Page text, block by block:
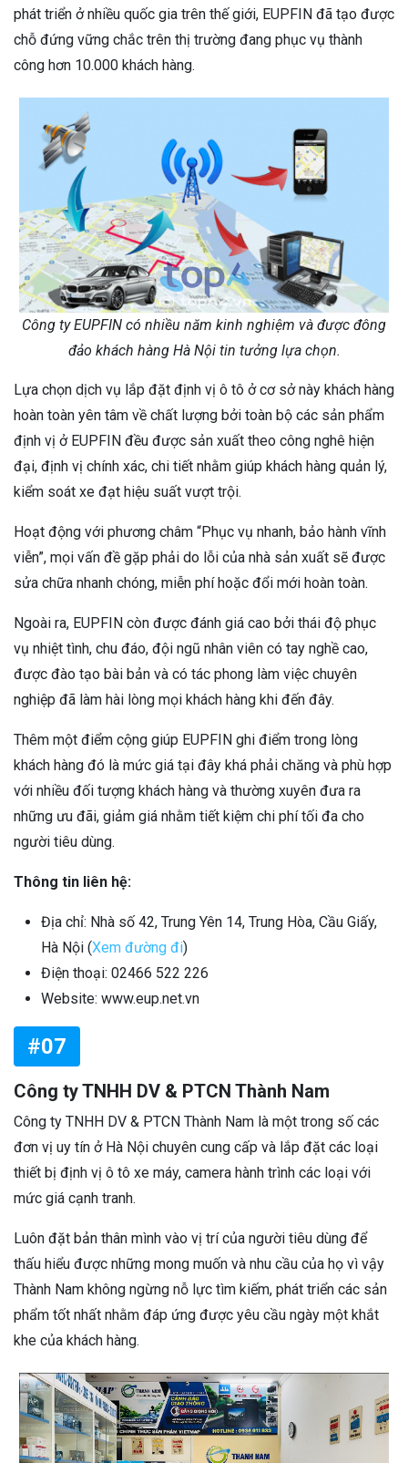
phát triển ở nhiều quốc gia trên thế giới, EUPFIN đã tạo được
chỗ đứng vững chắc trên thị trường đang phục vụ thành
công hơn 10.000 khách hàng.
Công ty EUPFIN có nhiều năm kinh nghiệm và được đông
đảo khách hàng Hà Nội tin tưởng lựa chọn.
Lựa chọn dịch vụ lắp đặt định vị ô tô ở cơ sở này khách hàng
hoàn toàn yên tâm về chất lượng bởi toàn bộ các sản phẩm
định vị ở EUPFIN đều được sản xuất theo công nghê hiện
đại, định vị chính xác, chi tiết nhằm giúp khách hàng quản lý,
kiểm soát xe đạt hiệu suất vượt trội.
Hoạt động với phương châm “Phục vụ nhanh, bảo hành vĩnh
viễn”, mọi vấn đề gặp phải do lỗi của nhà sản xuất sẽ được
sửa chữa nhanh chóng, miễn phí hoặc đổi mới hoàn toàn.
Ngoài ra, EUPFIN còn được đánh giá cao bởi thái độ phục
vụ nhiệt tình, chu đáo, đội ngũ nhân viên có tay nghề cao,
được đào tạo bài bản và có tác phong làm việc chuyên
nghiệp đã làm hài lòng mọi khách hàng khi đến đây.
Thêm một điểm cộng giúp EUPFIN ghi điểm trong lòng
khách hàng đó là mức giá tại đây khá phải chăng và phù hợp
với nhiều đối tượng khách hàng và thường xuyên đưa ra
những ưu đãi, giảm giá nhằm tiết kiệm chi phí tối đa cho
người tiêu dùng.
Thông tin liên hệ:
Địa chỉ: Nhà số 42, Trung Yên 14, Trung Hòa, Cầu Giấy,
Hà Nội (Xem đường đi)
Điện thoại: 02466 522 226
Website: www.eup.net.vn
#07
Công ty TNHH DV & PTCN Thành Nam
Công ty TNHH DV & PTCN Thành Nam là một trong số các
đơn vị uy tín ở Hà Nội chuyên cung cấp và lắp đặt các loại
thiết bị định vị ô tô xe máy, camera hành trình các loại với
mức giá cạnh tranh.
Luôn đặt bản thân mình vào vị trí của người tiêu dùng để
thấu hiểu được những mong muốn và nhu cầu của họ vì vậy
Thành Nam không ngừng nỗ lực tìm kiếm, phát triển các sản
phẩm tốt nhất nhằm đáp ứng được yêu cầu ngày một khắt
khe của khách hàng.